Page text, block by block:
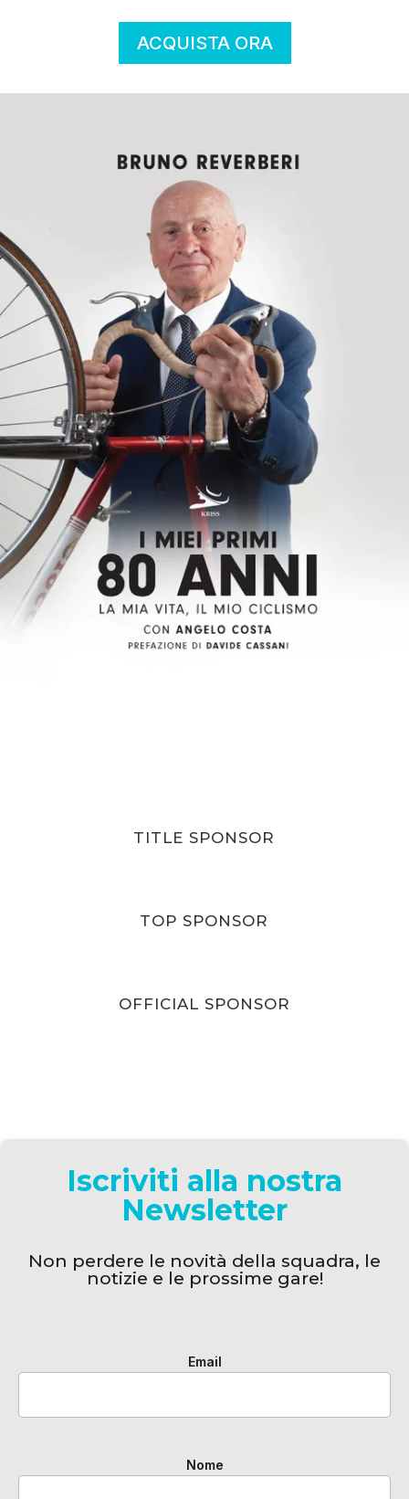
ACQUISTA ORA
TITLE SPONSOR
TOP SPONSOR
OFFICIAL SPONSOR
Iscriviti alla nostra
Newsletter
Non perdere le novità della squadra, le
notizie e le prossime gare!
Email
Nome